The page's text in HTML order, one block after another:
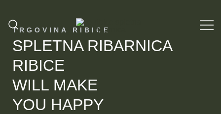
content
Spletna ribarnica Ribice Ljubljana
Ribarnica v Ljubljani
TRGOVINA RIBICE
SPLETNA RIBARNICA
RIBICE
WILL MAKE
YOU HAPPY